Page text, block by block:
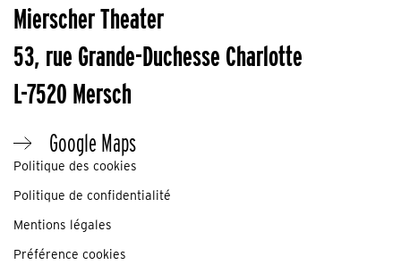
Mierscher Theater
53, rue Grande-Duchesse Charlotte
L-7520 Mersch
Google Maps
Politique des cookies
Politique de confidentialité
Mentions légales
Préférence cookies